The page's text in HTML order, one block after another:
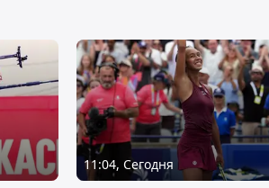
11:04, Сегодня